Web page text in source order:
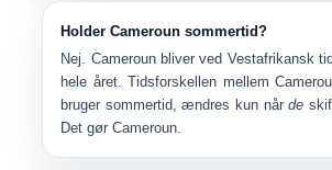
Holder Cameroun sommertid?
Nej. Cameroun bliver ved Vestafrikansk
hele året. Tidsforskellen mellem
bruger sommertid, ændres kun nårde
Det gør Cameroun.